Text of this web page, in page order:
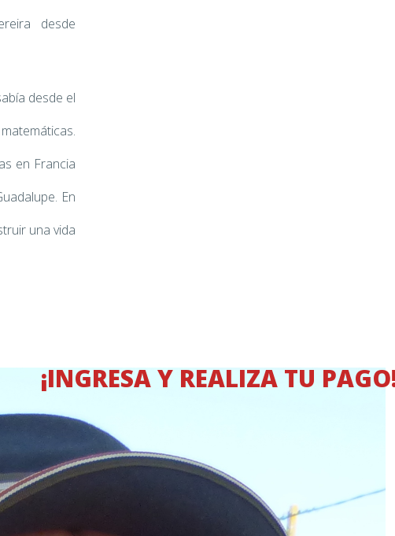
desde
desde el
en Francia
En
una vida
¡INGRESA Y REALIZA TU